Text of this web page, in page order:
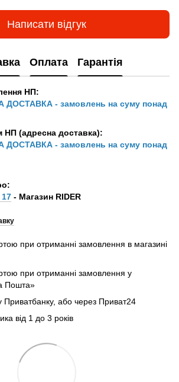
Написати відгук
Оплата Гарантія
НП:
- замовлень на суму понад
НП (адресна доставка):
- замовлень на суму понад
- Магазин RIDER
при отриманні замовлення в магазині
при отриманні замовлення у
Пошта»
Приватбанку, або через Приват24
від 1 до 3 років